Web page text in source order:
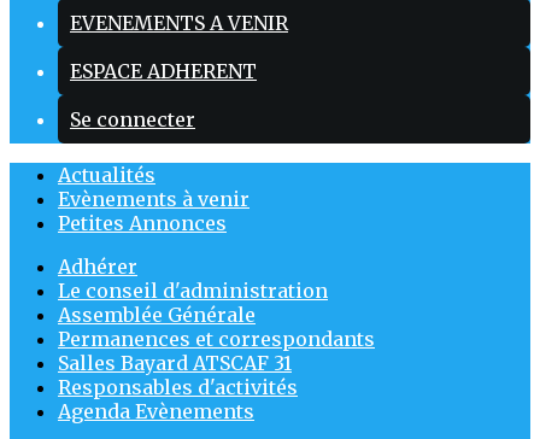
EVENEMENTS A VENIR
ESPACE ADHERENT
Se connecter
Actualités
Evènements à venir
Petites Annonces
Adhérer
Le conseil d'administration
Assemblée Générale
Permanences et correspondants
Salles Bayard ATSCAF 31
Responsables d'activités
Agenda Evènements